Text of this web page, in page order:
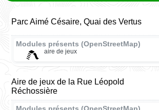
Parc Aimé Césaire, Quai des Vertus
Modules présents (OpenStreetMap)
aire de jeux
Aire de jeux de la Rue Léopold
Réchossière